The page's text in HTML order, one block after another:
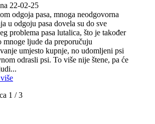
22-02-25
odgoja pasa, mnoga neodgovorna
u odgoju pasa dovela su do sve
problema pasa lutalica, što je također
mnoge ljude da preporučuju
umjesto kupnje, no udomljeni psi
odrasli psi. To više nije štene, pa će
1 / 3